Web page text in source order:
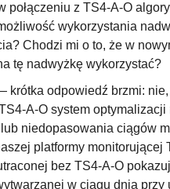
połączeniu z TS4-A-O
wykorzystania
Chodzi mi o to, że w
tę nadwyżkę wykorzystać?
krótka odpowiedź brzmi:
A-O system
niedopasowania ciągów
platformy
bez TS4-A-O
w ciągu dnia